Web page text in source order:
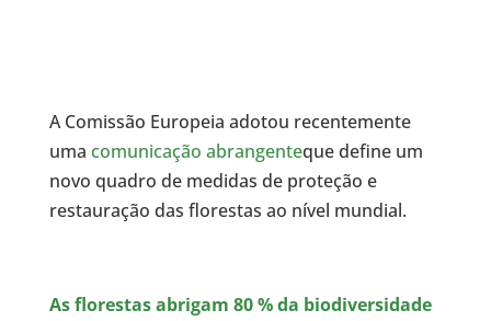
A Comissão Europeia adotou recentemente
uma comunicação abrangenteque define um
novo quadro de medidas de proteção e
restauração das florestas ao nível mundial.
As florestas abrigam 80 % da biodiversidade